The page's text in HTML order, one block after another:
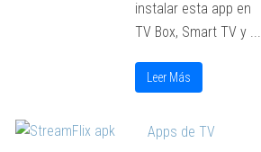
instalar esta app en
TV Box, Smart TV y ...
Leer Más
Apps de TV